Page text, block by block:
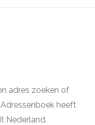
adres zoeken of
heeft
Nederland.